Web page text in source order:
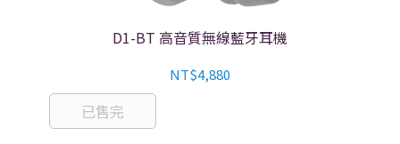
D1-BT 高音質無線藍牙耳機
NT$4,880
已售完